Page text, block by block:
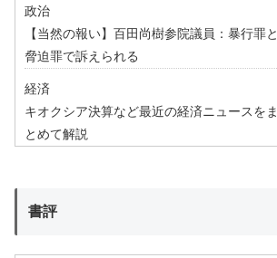
政治
【当然の報い】百田尚樹参院議員：暴行罪と
脅迫罪で訴えられる
経済
キオクシア決算など最近の経済ニュースをま
とめて解説
書評